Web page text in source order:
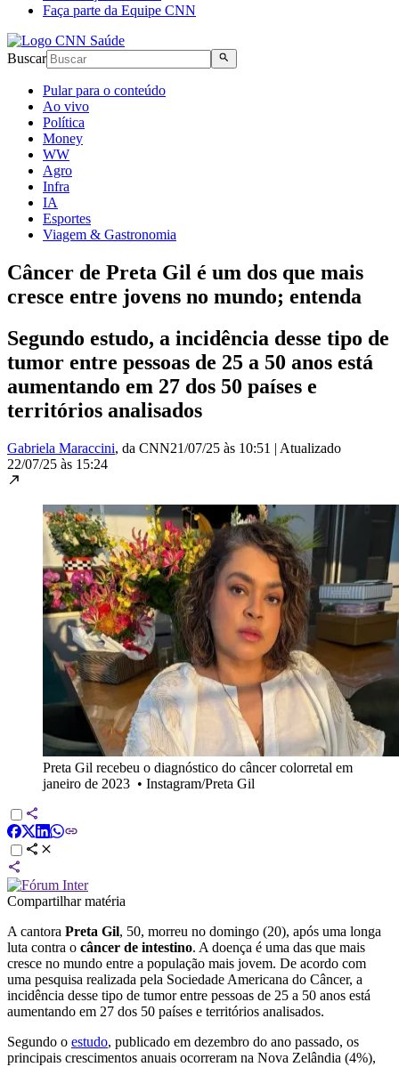
Faça parte da Equipe CNN
Buscar
Pular para o conteúdo
Ao vivo
Política
Money
WW
Agro
Infra
IA
Esportes
Viagem & Gastronomia
Câncer de Preta Gil é um dos que mais
cresce entre jovens no mundo; entenda
Segundo estudo, a incidência desse tipo de
tumor entre pessoas de 25 a 50 anos está
aumentando em 27 dos 50 países e
territórios analisados
Gabriela Maraccini, da CNN21/07/25 às 10:51 | Atualizado
22/07/25 às 15:24
Preta Gil recebeu o diagnóstico do câncer colorretal em
janeiro de 2023 • Instagram/Preta Gil
Compartilhar matéria
A cantora Preta Gil, 50, morreu no domingo (20), após uma longa
luta contra o câncer de intestino. A doença é uma das que mais
cresce no mundo entre a população mais jovem. De acordo com
uma pesquisa realizada pela Sociedade Americana do Câncer, a
incidência desse tipo de tumor entre pessoas de 25 a 50 anos está
aumentando em 27 dos 50 países e territórios analisados.
Segundo o estudo, publicado em dezembro do ano passado, os
principais crescimentos anuais ocorreram na Nova Zelândia (4%),